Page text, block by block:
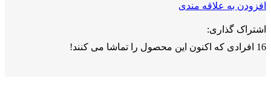
افزودن به علاقه مندی
اشتراک گذاری:
16 افرادی که اکنون این محصول را تماشا می کنند!